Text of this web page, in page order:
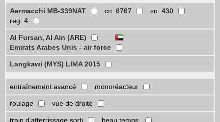
Aermacchi MB-339NAT
cn: 6767 sn: 430
reg: 4
Al Fursan, Al Ain (ARE)
Emirats Arabes Unis - air force
Langkawi (MYS) LIMA 2015
entraînement avancé monoréacteur
roulage vue de droite
train d'atterrissage sorti beau temps